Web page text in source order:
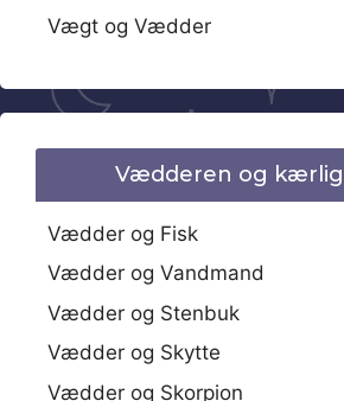
Vægt og Vædder
Vædderen og
Vædder og Fisk
Vædder og Vandmand
Vædder og Stenbuk
Vædder og Skytte
Vædder og Skorpion